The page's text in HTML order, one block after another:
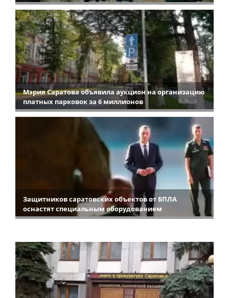
Мэрия Саратова объявила аукцион на организацию
платных парковок за 6 миллионов
Защитников саратовских объектов от БПЛА
оснастят специальным оборудованием